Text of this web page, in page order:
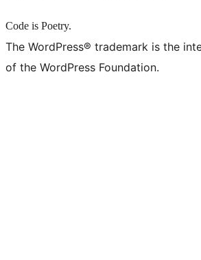
Code is Poetry.
The WordPress® trademark is the
of the WordPress Foundation.